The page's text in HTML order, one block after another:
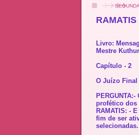
RAMATIS
Livro:
Mestre
Capítulo - 2
O Juízo Final
profético dos
RAMATIS: -
fim de ser
selecionadas.